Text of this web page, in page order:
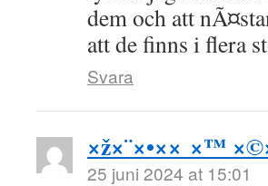
dem och att
att de finns i flera
Svara
×ž×¨×•×× ×™
25 juni 2024 at 15:01